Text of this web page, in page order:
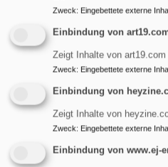
Zweck: Eingebettete externe
Einbindung von
Zeigt Inhalte von
Zweck: Eingebettete externe
Einbindung von
Zeigt Inhalte von
Zweck: Eingebettete externe
Einbindung von www.ej-